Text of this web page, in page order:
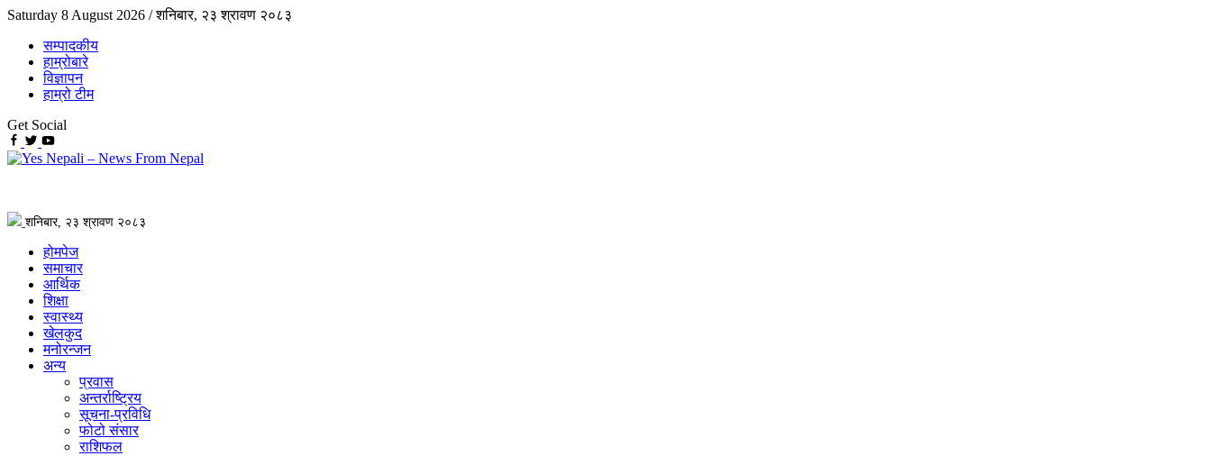
Saturday 8 August 2026 /शनिबार, २३ श्रावण २०८३
सम्पादकीय
हाम्रोबारे
विज्ञापन
हाम्रो टीम
Get Social
शनिबार, २३ श्रावण २०८३
होमपेज
समाचार
आर्थिक
शिक्षा
स्वास्थ्य
खेलकुद
मनोरन्जन
अन्य
प्रवास
अन्तर्राष्ट्रिय
सूचना-प्रविधि
फोटो संसार
राशिफल